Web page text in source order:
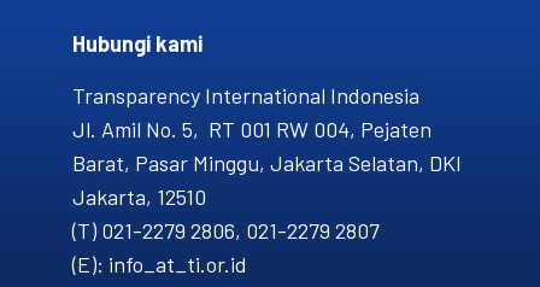
Hubungi kami​
Transparency International Indonesia
Jl. Amil No. 5, RT 001 RW 004, Pejaten
Barat, Pasar Minggu, Jakarta Selatan, DKI
Jakarta, 12510
(T) 021-2279 2806, 021-2279 2807
(E): info_at_ti.or.id